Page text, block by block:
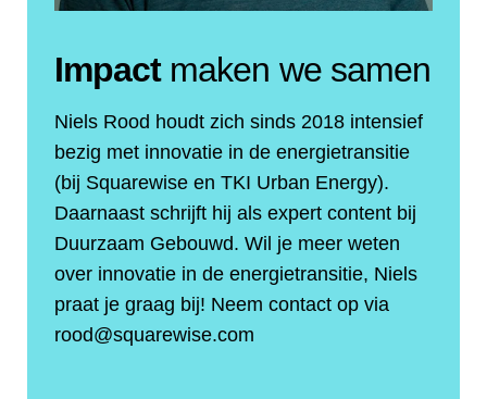
Impact maken we samen
Niels Rood houdt zich sinds 2018 intensief
bezig met innovatie in de energietransitie
(bij Squarewise en TKI Urban Energy).
Daarnaast schrijft hij als expert content bij
Duurzaam Gebouwd. Wil je meer weten
over innovatie in de energietransitie, Niels
praat je graag bij! Neem contact op via
rood@squarewise.com